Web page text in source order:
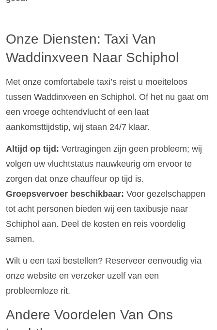
Onze Diensten: Taxi Van
Waddinxveen Naar Schiphol
Met onze comfortabele taxi’s reist u moeiteloos
tussen Waddinxveen en Schiphol. Of het nu gaat om
een vroege ochtendvlucht of een laat
aankomsttijdstip, wij staan 24/7 klaar.
Altijd op tijd: Vertragingen zijn geen probleem; wij
volgen uw vluchtstatus nauwkeurig om ervoor te
zorgen dat onze chauffeur op tijd is.
Groepsvervoer beschikbaar: Voor gezelschappen
tot acht personen bieden wij een taxibusje naar
Schiphol aan. Deel de kosten en reis voordelig
samen.
Wilt u een taxi bestellen? Reserveer eenvoudig via
onze website en verzeker uzelf van een
probleemloze rit.
Andere Voordelen Van Ons